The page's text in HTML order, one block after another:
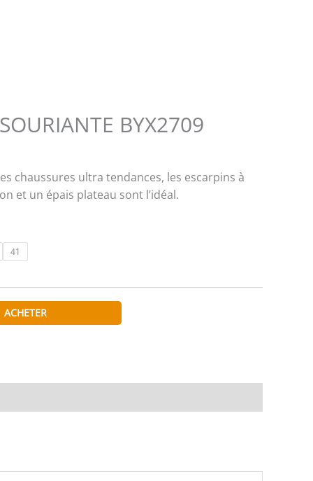
BYX2709
chaussures ultra tendances, les escarpins à
et un épais plateau sont l’idéal.
41
ACHETER